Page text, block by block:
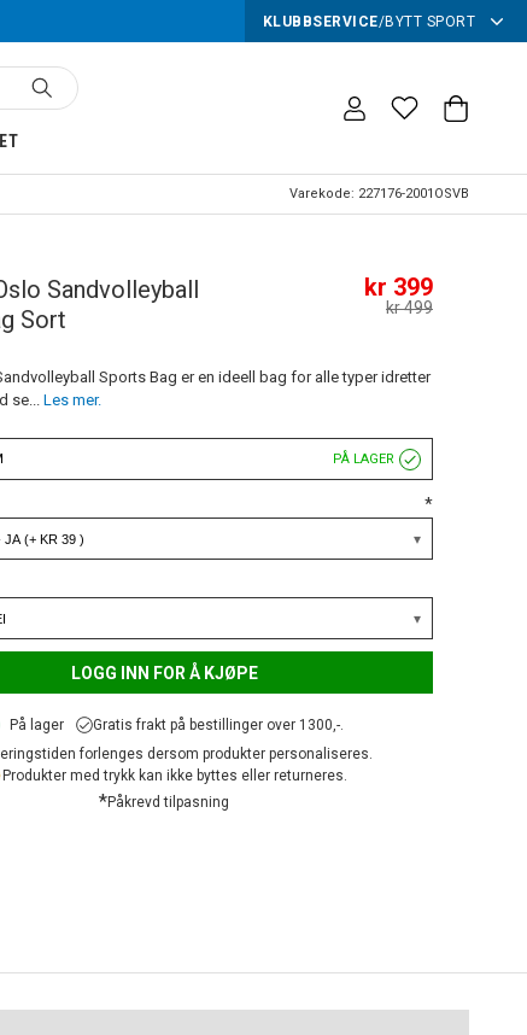
KLUBBSERVICE/BYTT SPORT
Varekode: 227176-2001OSVB
Sandvolleyball
Sort
kr 399
kr 499
Sports Bag er en ideell bag for alle typer idretter
se... Les mer.
PÅ LAGER
*
LOGG INN FOR Å KJØPE
På lager
Gratis frakt på bestillinger over 1300,-.
forlenges dersom produkter personaliseres.
Produkter med trykk kan ikke byttes eller returneres.
*Påkrevd tilpasning